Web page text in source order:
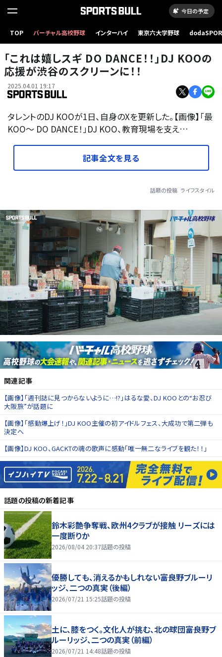
今日の予定
TOP バーチャル高校野球 インターハイ 東京六大学野球
「これは嬉しスギ DO DANCE！！」DJ KOOの
応援が渋谷のスクリーンに！！
2025.04.01 19:17
タレントのDJ KOOが1日、自身のXを更新した。【画像】「最
KOO〜 DO DANCE！」DJ KOO、教育現場を支え…
記事全文を見る
話題の投稿 ライフスタイル
関連記事
【画像】「週刊誌に見つからないように…!?」はるな愛、DJ KOOとの“お忍び
大阪旅”が話題に
【画像】「感動爆上げ！」DJ KOO主催の初アイドルフェス、大成功で第二弾も
決定へ
【画像】DJ KOO、GACKTの魂の歌声に感動「唯一無二なライブを観た！！」
話題の投稿の新着記事
鈴木彩艶争奪戦、欧州4クラブが接触 リーズには
一度断りか
2026/08/04 20:37話題の投稿
優勝しても、消えるかもしれない――富良野ブルーリ
ッジ、二つの真実（後編）
2026/07/21 15:25話題の投稿
土に、膝をつく。文化人が挑む、北の球団――富良野ブ
ルーリッジ、二つの真実（前編）
2026/07/21 14:48話題の投稿